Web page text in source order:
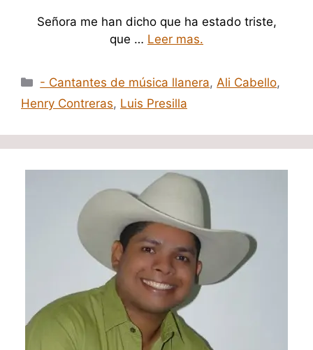
Señora me han dicho que ha estado triste,
que … Leer mas.
Categorías
- Cantantes de música llanera, Ali Cabello,
Henry Contreras, Luis Presilla